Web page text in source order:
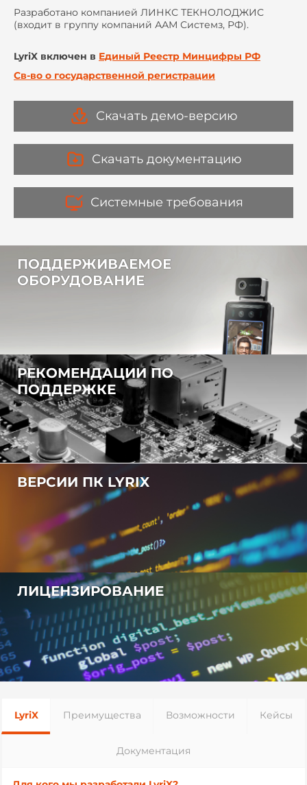
Разработано компанией ЛИНКС ТЕКНОЛОДЖИС
(входит в группу компаний ААМ Системз, РФ).
LyriX включен в Единый Реестр Минцифры РФ
Св-во о государственной регистрации
Скачать демо-версию
Скачать документацию
Системные требования
ПОДДЕРЖИВАЕМОЕ
ОБОРУДОВАНИЕ
РЕКОМЕНДАЦИИ ПО
ПОДДЕРЖКЕ
ВЕРСИИ ПК LYRIX
ЛИЦЕНЗИРОВАНИЕ
LyriX Преимущества Возможности Кейсы
Документация